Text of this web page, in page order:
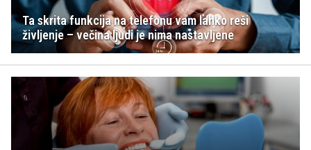
Ta skrita funkcija na telefonu vam lahko reši
življenje – večina ljudi je nima nastavljene